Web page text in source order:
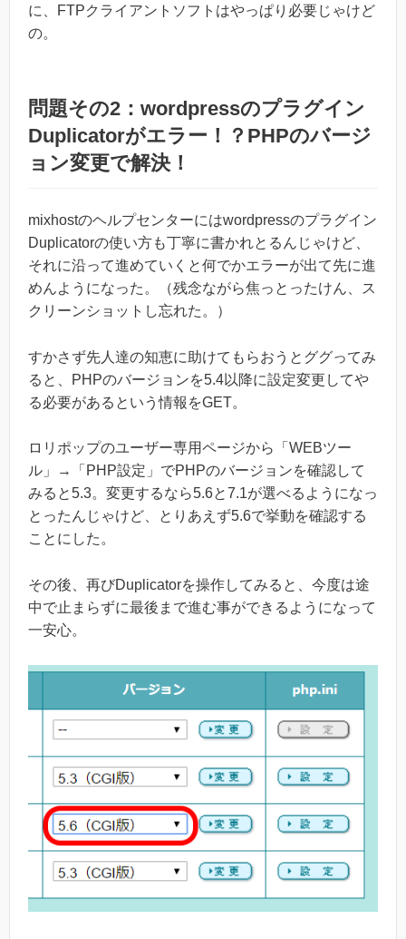
に、FTPクライアントソフトはやっぱり必要じゃけど
の。
問題その2：wordpressのプラグイン
Duplicatorがエラー！？PHPのバージ
ョン変更で解決！
mixhostのヘルプセンターにはwordpressのプラグイン
Duplicatorの使い方も丁寧に書かれとるんじゃけど、
それに沿って進めていくと何でかエラーが出て先に進
めんようになった。（残念ながら焦っとったけん、ス
クリーンショットし忘れた。）
すかさず先人達の知恵に助けてもらおうとググってみ
ると、PHPのバージョンを5.4以降に設定変更してや
る必要があるという情報をGET。
ロリポップのユーザー専用ページから「WEBツー
ル」→「PHP設定」でPHPのバージョンを確認して
みると5.3。変更するなら5.6と7.1が選べるようになっ
とったんじゃけど、とりあえず5.6で挙動を確認する
ことにした。
その後、再びDuplicatorを操作してみると、今度は途
中で止まらずに最後まで進む事ができるようになって
一安心。